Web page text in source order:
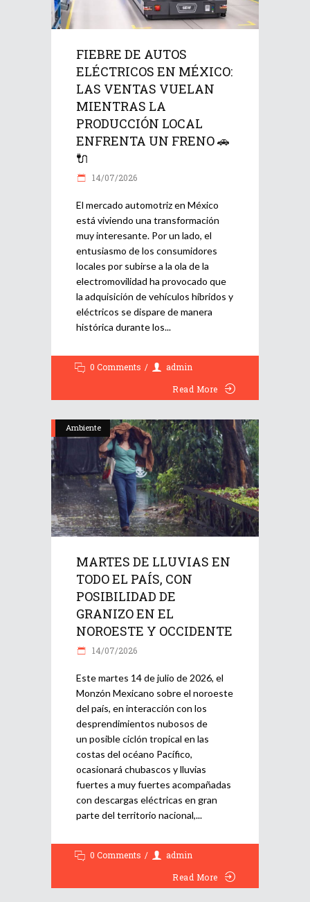
FIEBRE DE AUTOS
ELÉCTRICOS EN MÉXICO:
LAS VENTAS VUELAN
MIENTRAS LA
PRODUCCIÓN LOCAL
ENFRENTA UN FRENO 🚗
🔌
14/07/2026
El mercado automotriz en México
está viviendo una transformación
muy interesante. Por un lado, el
entusiasmo de los consumidores
locales por subirse a la ola de la
electromovilidad ha provocado que
la adquisición de vehículos híbridos y
eléctricos se dispare de manera
histórica durante los
0 Comments
admin
Read More
Ambiente
MARTES DE LLUVIAS EN
TODO EL PAÍS, CON
POSIBILIDAD DE
GRANIZO EN EL
NOROESTE Y OCCIDENTE
14/07/2026
Este martes 14 de julio de 2026, el
Monzón Mexicano sobre el noroeste
del país, en interacción con los
desprendimientos nubosos de
un posible ciclón tropical en las
costas del océano Pacífico,
ocasionará chubascos y lluvias
fuertes a muy fuertes acompañadas
con descargas eléctricas en gran
parte del territorio nacional,
0 Comments
admin
Read More